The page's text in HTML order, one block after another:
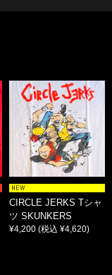
NEW
CIRCLE JERKS Tシャ
ツ SKUNKERS
¥4,200 (税込 ¥4,620)